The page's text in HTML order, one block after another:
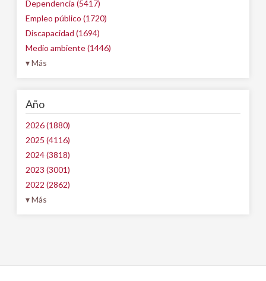
Dependencia (5417)
Empleo público (1720)
Discapacidad (1694)
Medio ambiente (1446)
▾ Más
Año
2026 (1880)
2025 (4116)
2024 (3818)
2023 (3001)
2022 (2862)
▾ Más